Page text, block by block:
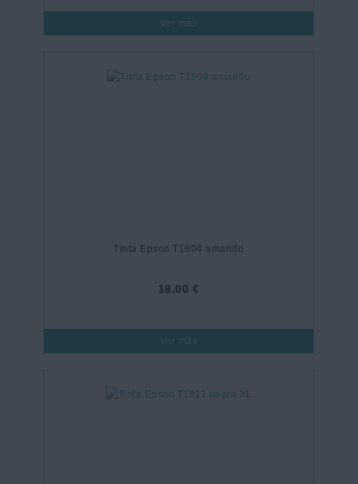
Ver más
Tinta Epson T1804 amarillo
18,00 €
Ver más